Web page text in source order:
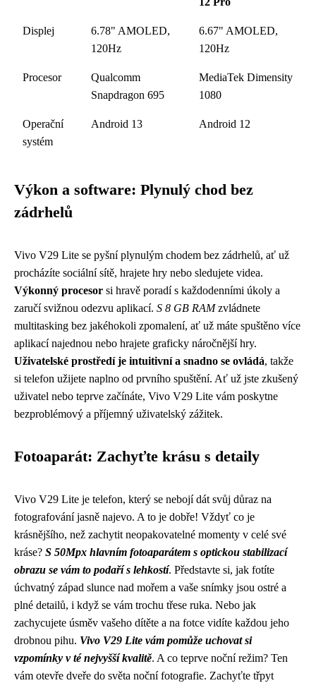
Displej
6.78" AMOLED,
120Hz
6.67" AMOLED,
120Hz
Procesor
Qualcomm
Snapdragon 695
MediaTek Dimensity
1080
Operační
systém
Android 13 Android 12
Výkon a software: Plynulý chod bez
zádrhelů
Vivo V29 Lite se pyšní plynulým chodem bez zádrhelů, ať už
procházíte sociální sítě, hrajete hry nebo sledujete videa.
Výkonný procesor si hravě poradí s každodenními úkoly a
zaručí svižnou odezvu aplikací. S 8 GB RAMzvládnete
multitasking bez jakéhokoli zpomalení, ať už máte spuštěno více
aplikací najednou nebo hrajete graficky náročnější hry.
Uživatelské prostředí je intuitivní a snadno se ovládá, takže
si telefon užijete naplno od prvního spuštění. Ať už jste zkušený
uživatel nebo teprve začínáte, Vivo V29 Lite vám poskytne
bezproblémový a příjemný uživatelský zážitek.
Fotoaparát: Zachyťte krásu s detaily
Vivo V29 Lite je telefon, který se nebojí dát svůj důraz na
fotografování jasně najevo. A to je dobře! Vždyť co je
krásnějšího, než zachytit neopakovatelné momenty v celé své
kráse? S 50Mpx hlavním fotoaparátem s optickou stabilizací
obrazu se vám to podaří s lehkostí. Představte si, jak fotíte
úchvatný západ slunce nad mořem a vaše snímky jsou ostré a
plné detailů, i když se vám trochu třese ruka. Nebo jak
zachycujete úsměv vašeho dítěte a na fotce vidíte každou jeho
drobnou pihu. Vivo V29 Lite vám pomůže uchovat si
vzpomínky v té nejvyšší kvalitě. A co teprve noční režim? Ten
vám otevře dveře do světa noční fotografie. Zachyťte třpyt